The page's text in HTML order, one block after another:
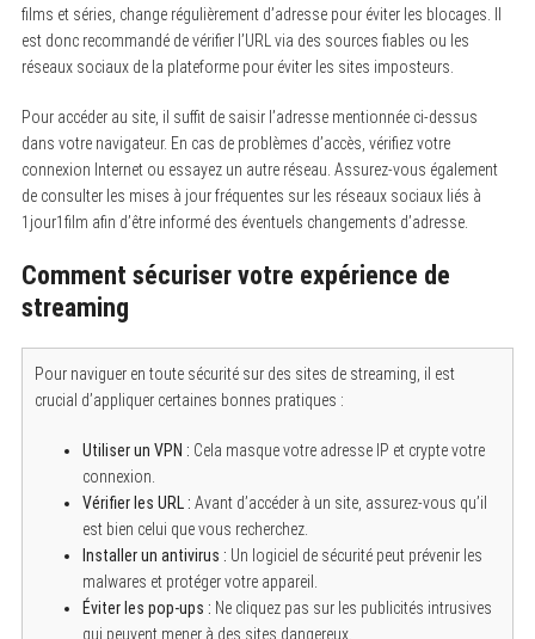
films et séries, change régulièrement d’adresse pour éviter les blocages. Il
est donc recommandé de vérifier l’URL via des sources fiables ou les
réseaux sociaux de la plateforme pour éviter les sites imposteurs.
Pour accéder au site, il suffit de saisir l’adresse mentionnée ci-dessus
dans votre navigateur. En cas de problèmes d’accès, vérifiez votre
connexion Internet ou essayez un autre réseau. Assurez-vous également
de consulter les mises à jour fréquentes sur les réseaux sociaux liés à
1jour1film afin d’être informé des éventuels changements d’adresse.
Comment sécuriser votre expérience de
streaming
Pour naviguer en toute sécurité sur des sites de streaming, il est
crucial d’appliquer certaines bonnes pratiques :
Utiliser un VPN : Cela masque votre adresse IP et crypte votre
connexion.
Vérifier les URL : Avant d’accéder à un site, assurez-vous qu’il
est bien celui que vous recherchez.
Installer un antivirus : Un logiciel de sécurité peut prévenir les
malwares et protéger votre appareil.
Éviter les pop-ups : Ne cliquez pas sur les publicités intrusives
qui peuvent mener à des sites dangereux.